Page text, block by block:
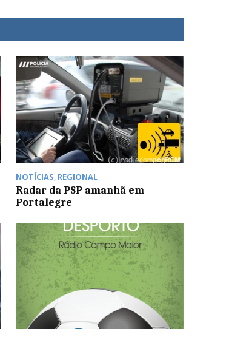
NOTÍCIAS, REGIONAL
Radar da PSP amanhã em
Portalegre